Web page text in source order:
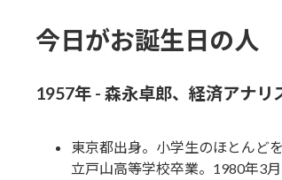
今日がお誕生日の人
1957年 - 森永卓郎、経済アナリ
東京都出身。小学生のほとんど
立戸山高等学校卒業。1980年3